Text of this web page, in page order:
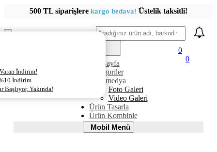
500 TL siparişlere kargo bedava! Üstelik taksitli!
Mobil
Ara
İndirim!
İndirim
Başlıyor, Yakında!
0
0
AnaSayfa
Kategoriler
Multimedya
Foto Galeri
Video Galeri
Ürün Tasarla
Ürün Kombinle
Mobil
Menü
Mobil Menü